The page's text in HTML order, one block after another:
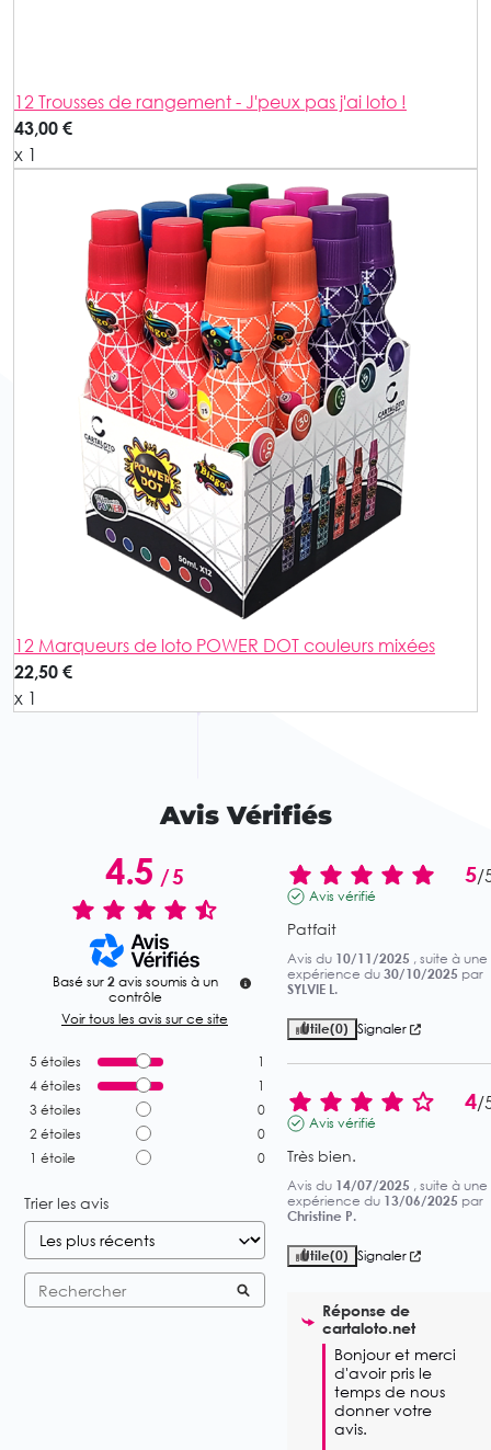
12 Trousses de rangement - J'peux pas j'ai loto !
43,00 €
x 1
12 Marqueurs de loto POWER DOT couleurs mixées
22,50 €
x 1
Avis Vérifiés
4.5/5
Basé sur 2 avis soumis à un
contrôle
Voir tous les avis sur ce site
5 étoiles
1
4 étoiles
1
3 étoiles
0
2 étoiles
0
1 étoile 0
Trier les avis
5/
Avis vérifié
Patfait
Avis du 10/11/2025 , suite à une
expérience du 30/10/2025 par
SYLVIE L.
Utile(0) Signaler
4/
Avis vérifié
Très bien.
Avis du 14/07/2025 , suite à une
expérience du 13/06/2025 par
Christine P.
Utile(0) Signaler
Réponse de
cartaloto.net
Bonjour et merci
d'avoir pris le
temps de nous
donner votre
avis.